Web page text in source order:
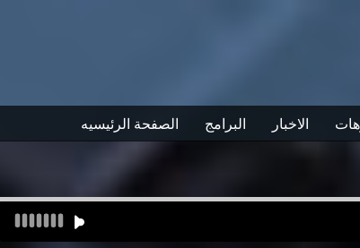
الصفحة الرئيسيه البرامج الاخبار